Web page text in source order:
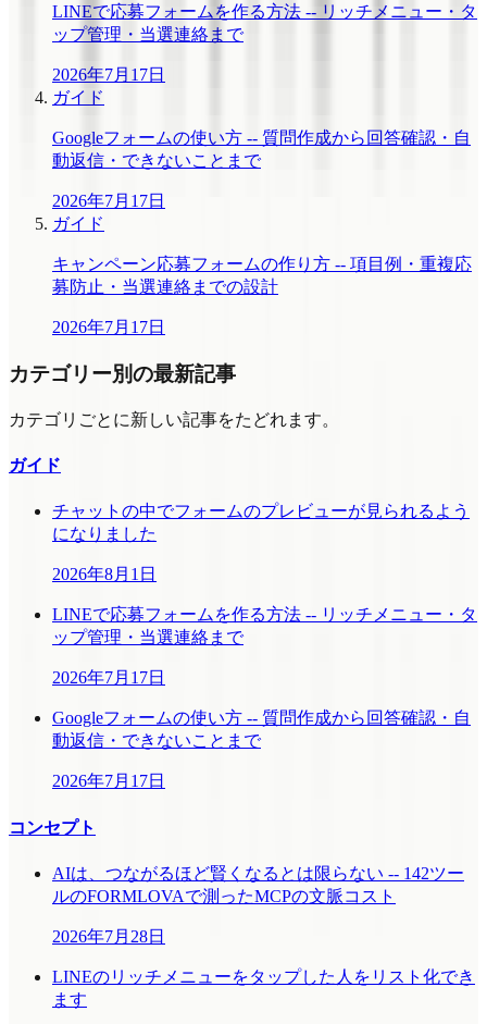
LINEで応募フォームを作る方法 -- リッチメニュー・タ
ップ管理・当選連絡まで
2026年7月17日
ガイド
Googleフォームの使い方 -- 質問作成から回答確認・自
動返信・できないことまで
2026年7月17日
ガイド
キャンペーン応募フォームの作り方 -- 項目例・重複応
募防止・当選連絡までの設計
2026年7月17日
カテゴリー別の最新記事
カテゴリごとに新しい記事をたどれます。
ガイド
チャットの中でフォームのプレビューが見られるよう
になりました
2026年8月1日
LINEで応募フォームを作る方法 -- リッチメニュー・タ
ップ管理・当選連絡まで
2026年7月17日
Googleフォームの使い方 -- 質問作成から回答確認・自
動返信・できないことまで
2026年7月17日
コンセプト
AIは、つながるほど賢くなるとは限らない -- 142ツー
ルのFORMLOVAで測ったMCPの文脈コスト
2026年7月28日
LINEのリッチメニューをタップした人をリスト化でき
ます